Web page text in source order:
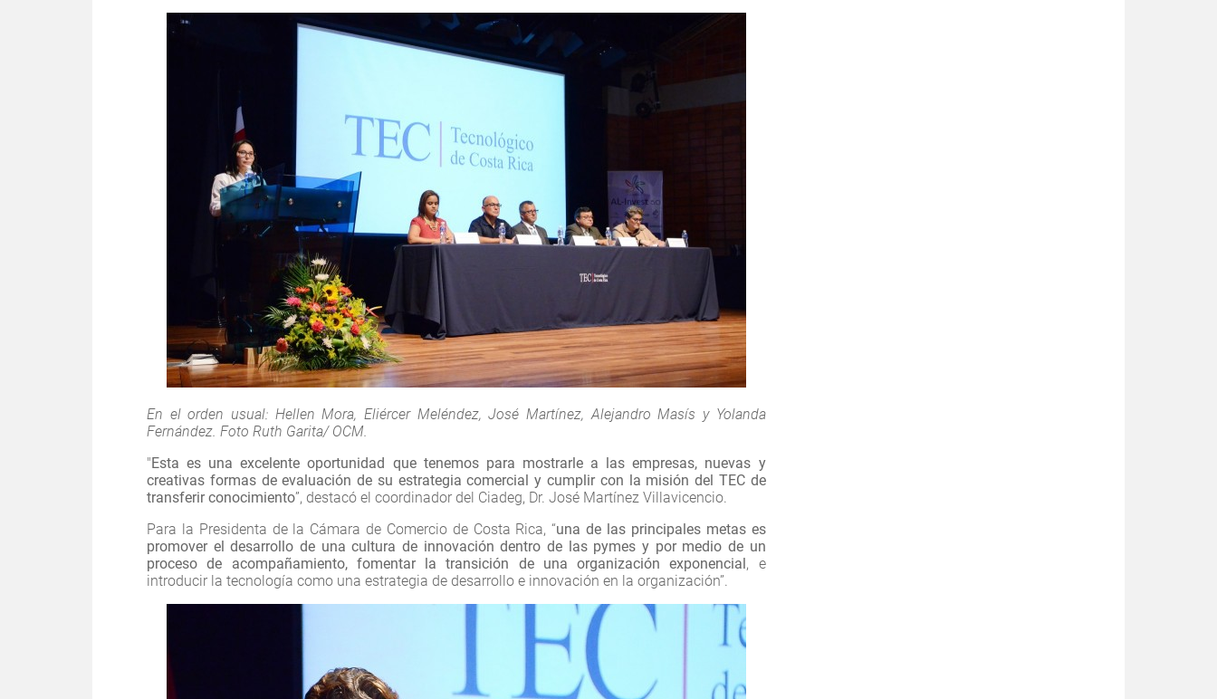
En el orden usual: Hellen Mora, Eliércer Meléndez, José Martínez, Alejandro Masís y Yolanda
Fernández. Foto Ruth Garita/ OCM.
"Esta es una excelente oportunidad que tenemos para mostrarle a las empresas, nuevas y
creativas formas de evaluación de su estrategia comercial y cumplir con la misión del TEC de
transferir conocimiento”, destacó el coordinador del Ciadeg, Dr. José Martínez Villavicencio.
Para la Presidenta de la Cámara de Comercio de Costa Rica, “una de las principales metas es
promover el desarrollo de una cultura de innovación dentro de las pymes y por medio de un
proceso de acompañamiento, fomentar la transición de una organización exponencial , e
introducir la tecnología como una estrategia de desarrollo e innovación en la organización”.